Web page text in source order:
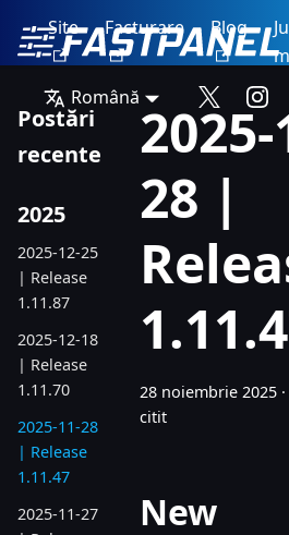
Site Facturare Blog
Română
Postări
recente
2025
2025-12-25
| Release
1.11.87
2025-12-18
| Release
1.11.70
2025-11-28
| Release
1.11.47
2025-11-27
2025-
28 |
28 noiembrie 2025 ·
citit
New